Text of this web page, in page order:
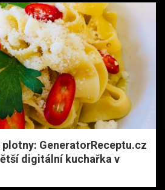
plotny: GeneratorReceptu.cz
digitální kuchařka v